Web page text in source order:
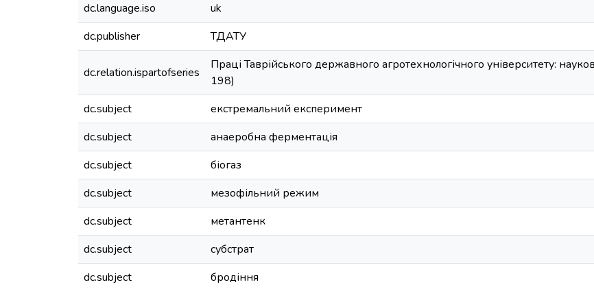
dc.language.iso
uk
dc.publisher
ТДАТУ
dc.relation.ispartofseries
Праці Таврійського державного агротехнологічного університету:
198)
dc.subject
екстремальний експеримент
dc.subject
анаеробна ферментація
dc.subject
біогаз
dc.subject
мезофільний режим
dc.subject
метантенк
dc.subject
субстрат
dc.subject
бродіння